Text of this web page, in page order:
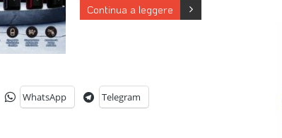
Continua a leggere
WhatsApp Telegram